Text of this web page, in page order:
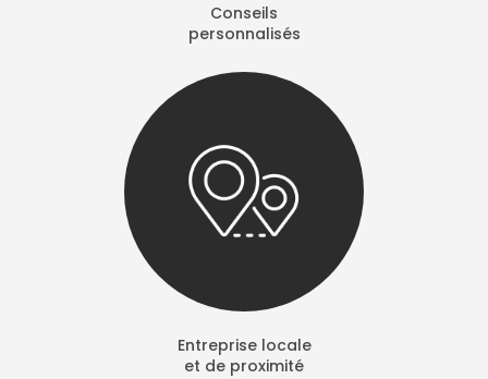
Conseils
personnalisés
Entreprise locale
et de proximité